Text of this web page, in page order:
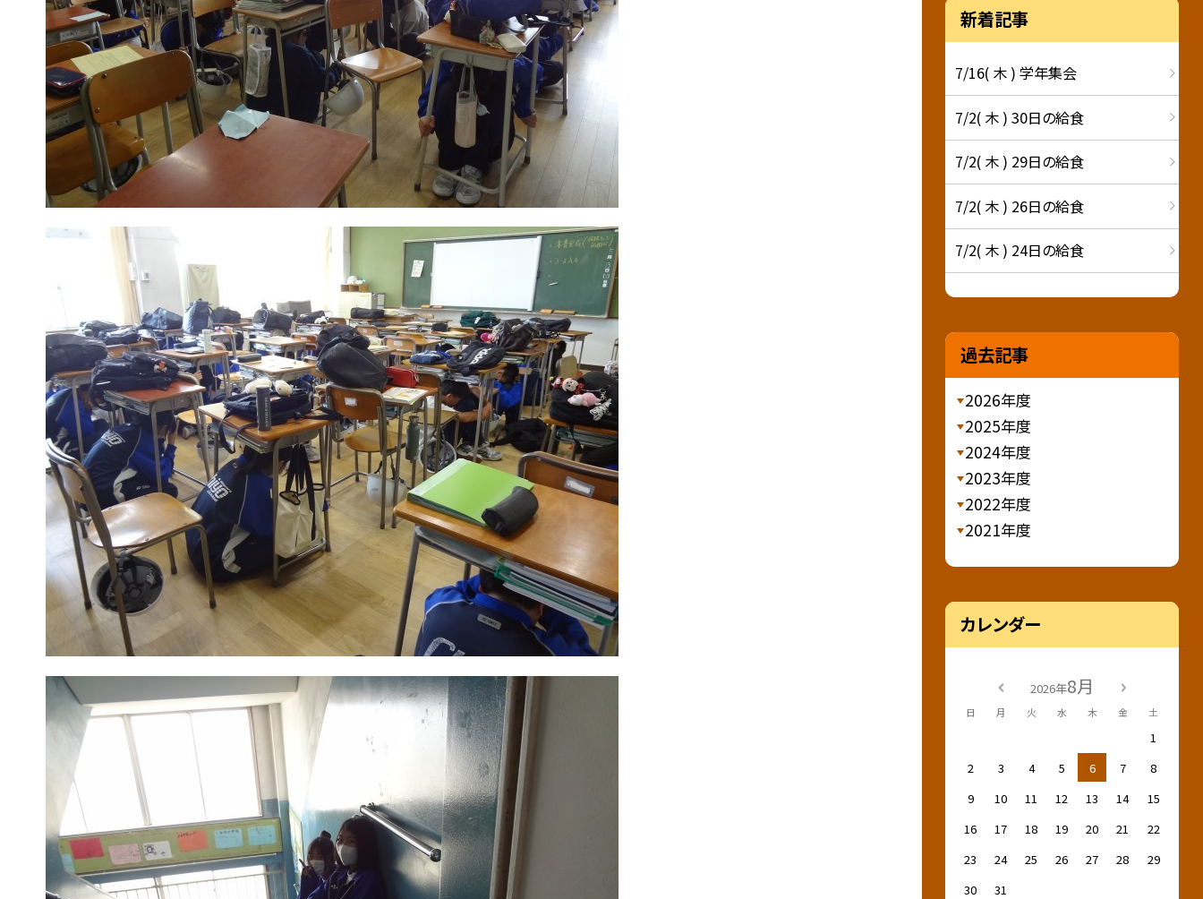
新着記事
7/16( 木 ) 学年集会
7/2( 木 ) 30日の給食
7/2( 木 ) 29日の給食
7/2( 木 ) 26日の給食
7/2( 木 ) 24日の給食
過去記事
2026年度
2025年度
2024年度
2023年度
2022年度
2021年度
カレンダー
2026年8月
日 月 火 水 木 金 土
1
2
3 4 5 6 7
8
9
10 11 12 13 14
15
16
17 18 19 20 21
22
23
24 25 26 27 28
29
30
31